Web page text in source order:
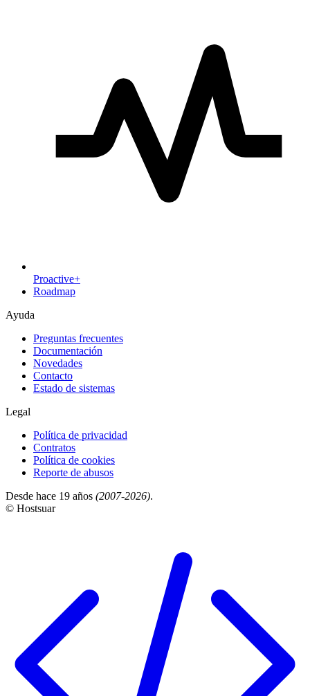
Proactive+
Roadmap
Ayuda
Preguntas frecuentes
Documentación
Novedades
Contacto
Estado de sistemas
Legal
Política de privacidad
Contratos
Política de cookies
Reporte de abusos
Desde hace 19 años (2007-2026).
© Hostsuar